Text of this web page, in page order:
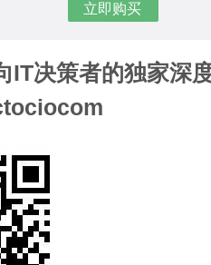
立即购买
IT决策者的独家深